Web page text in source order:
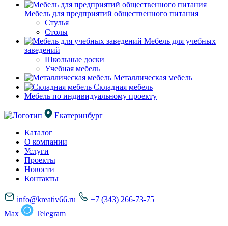
Мебель для предприятий общественного питания
Стулья
Столы
Мебель для учебных
заведений
Школьные доски
Учебная мебель
Металлическая мебель
Складная мебель
Мебель по индивидуальному проекту
Екатеринбург
Каталог
О компании
Услуги
Проекты
Новости
Контакты
info@kreativ66.ru
+7 (343) 266-73-75
Max
Telegram